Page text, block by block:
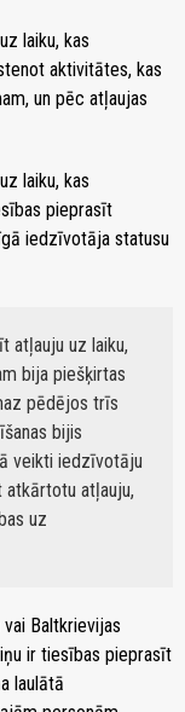
laiku, kas
aktivitātes, kas
un pēc atļaujas
laiku, kas
pieprasīt
iedzīvotāja statusu
atļauju uz laiku,
bija piešķirtas
pēdējos trīs
bijis
veikti iedzīvotāju
atkārtotu atļauju,
uz
Baltkrievijas
ir tiesības pieprasīt
laulātā